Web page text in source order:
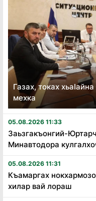
Газах, токах
мехка
05.08.2026 11:33
Заьзгакъонгий-
Минавтодора
05.08.2026 11:31
Къамаргах
хилар вай лораш